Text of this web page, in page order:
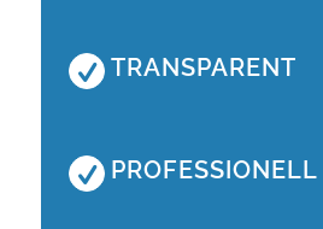
TRANSPARENT
PROFESSIONELL